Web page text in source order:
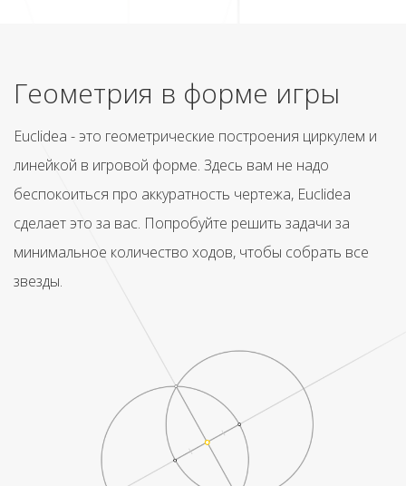
Геометрия в форме игры
Euclidea - это геометрические построения циркулем и
линейкой в игровой форме. Здесь вам не надо
беспокоиться про аккуратность чертежа, Euclidea
сделает это за вас. Попробуйте решить задачи за
минимальное количество ходов, чтобы собрать все
звезды.